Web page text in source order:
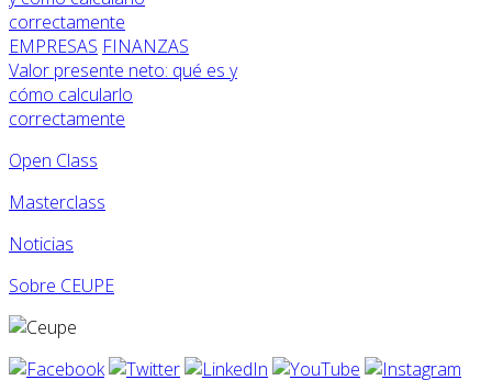
EMPRESAS FINANZAS
Valor presente neto: qué es y
cómo calcularlo
correctamente
Open Class
Masterclass
Noticias
Sobre CEUPE